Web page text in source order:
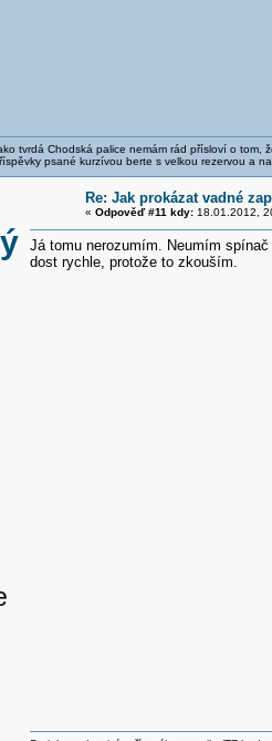
tvrdá Chodská palice nemám rád přísloví o tom,
psané kurzívou berte s velkou rezervou a
Re: Jak prokázat vadné
« Odpověď #11 kdy:18.01.2012,
Já tomu nerozumím. Neumím
dost rychle, protože to zkouším.